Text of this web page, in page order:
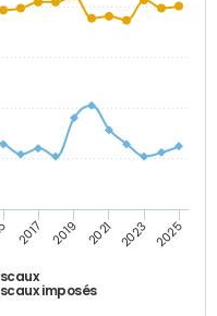
imposés
2017 2019 2021 2023 2025